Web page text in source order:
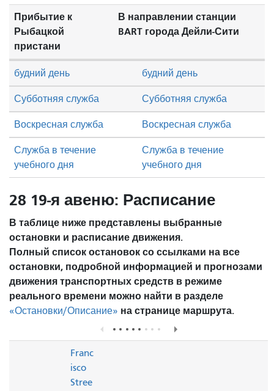
Прибытие к
Рыбацкой
пристани
В направлении станции
BART города Дейли-Сити
Субботняя служба Субботняя служба
Воскресная служба Воскресная служба
будний день будний день
Служба в течение
учебного дня
Служба в течение
учебного дня
28 19-я авеню: Расписание
В таблице ниже представлены выбранные
остановки и расписание движения.
Полный список остановок со ссылками на все
остановки, подробной информацией и прогнозами
движения транспортных средств в режиме
реального времени можно найти в разделе
«Остановки/Описание» на странице маршрута.
Franc
isco
Stree